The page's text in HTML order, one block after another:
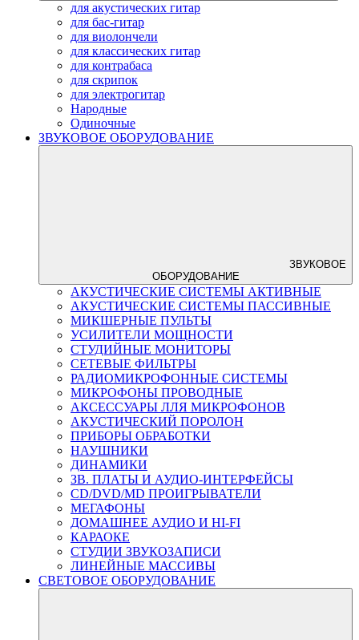
для акустических гитар
для бас-гитар
для виолончели
для классических гитар
для контрабаса
для скрипок
для электрогитар
Народные
Одиночные
ЗВУКОВОЕ ОБОРУДОВАНИЕ
ЗВУКОВОЕ
ОБОРУДОВАНИЕ
АКУСТИЧЕСКИЕ СИСТЕМЫ АКТИВНЫЕ
АКУСТИЧЕСКИЕ СИСТЕМЫ ПАССИВНЫЕ
МИКШЕРНЫЕ ПУЛЬТЫ
УСИЛИТЕЛИ МОЩНОСТИ
СТУДИЙНЫЕ МОНИТОРЫ
СЕТЕВЫЕ ФИЛЬТРЫ
РАДИОМИКРОФОННЫЕ СИСТЕМЫ
МИКРОФОНЫ ПРОВОДНЫЕ
АКСЕССУАРЫ ЛЛЯ МИКРОФОНОВ
АКУСТИЧЕСКИЙ ПОРОЛОН
ПРИБОРЫ ОБРАБОТКИ
НАУШНИКИ
ДИНАМИКИ
ЗВ. ПЛАТЫ И АУДИО-ИНТЕРФЕЙСЫ
CD/DVD/MD ПРОИГРЫВАТЕЛИ
МЕГАФОНЫ
ДОМАШНЕЕ АУДИО И HI-FI
КАРАОКЕ
СТУДИИ ЗВУКОЗАПИСИ
ЛИНЕЙНЫЕ МАССИВЫ
СВЕТОВОЕ ОБОРУДОВАНИЕ